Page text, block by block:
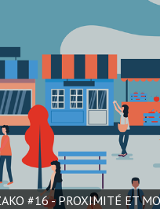
#16 - PROXIMITÉ ET